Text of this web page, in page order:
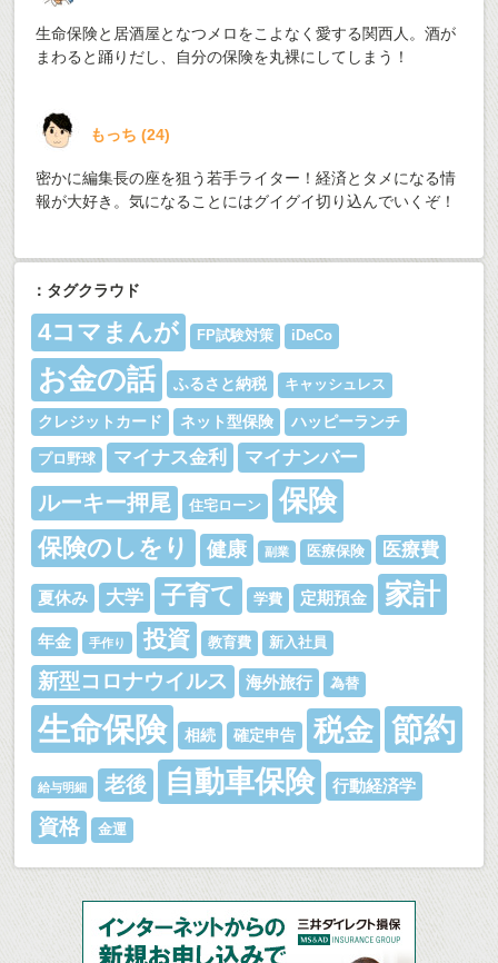
生命保険と居酒屋となつメロをこよなく愛する関西人。酒が
まわると踊りだし、自分の保険を丸裸にしてしまう！
もっち(24)
密かに編集長の座を狙う若手ライター！経済とタメになる情
報が大好き。気になることにはグイグイ切り込んでいくぞ！
：タグクラウド
4コマまんが FP試験対策 iDeCo
お金の話 ふるさと納税 キャッシュレス
クレジットカード ネット型保険 ハッピーランチ
プロ野球 マイナス金利 マイナンバー
ルーキー押尾 住宅ローン 保険
保険のしをり 健康 副業 医療保険 医療費
夏休み 大学 子育て 学費 定期預金 家計
年金 手作り 投資 教育費 新入社員
新型コロナウイルス 海外旅行 為替
生命保険 相続 確定申告 税金 節約
給与明細 老後 自動車保険 行動経済学
資格 金運